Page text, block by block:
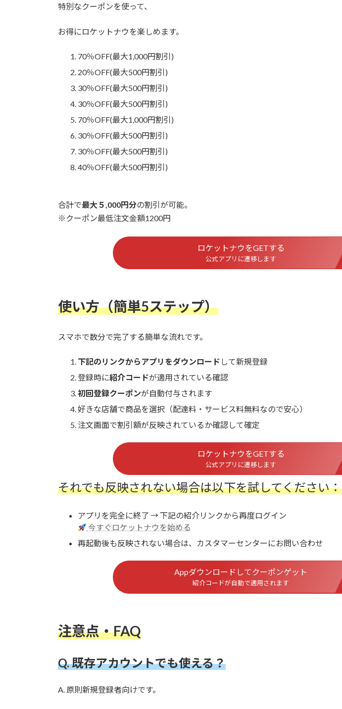
特別なクーポンを使って、
お得にロケットナウを楽しめます。
70％OFF(最大1,000円割引)
20％OFF(最大500円割引)
30％OFF(最大500円割引)
30％OFF(最大500円割引)
70％OFF(最大1,000円割引)
30％OFF(最大500円割引)
30％OFF(最大500円割引)
40％OFF(最大500円割引)
合計で最大５,000円分の割引が可能。
※クーポン最低注文金額1200円
ロケットナウをGETする
公式アプリに遷移します
使い方（簡単5ステップ）
スマホで数分で完了する簡単な流れです。
下記のリンクからアプリをダウンロード して新規登録
登録時に紹介コードが適用されている確認
初回登録クーポンが自動付与されます
好きな店舗で商品を選択（配達料・サービス料無料なので安心）
注文画面で割引額が反映されているか確認して確定
ロケットナウをGETする
公式アプリに遷移します
それでも反映されない場合は以下を試してください：
アプリを完全に終了 → 下記の紹介リンクから再度ログイン
今すぐロケットナウを始める
再起動後も反映されない場合は、カスタマーセンターにお問い合わせ
Appダウンロードしてクーポンゲット
紹介コードが自動で適用されます
注意点・FAQ
Q. 既存アカウントでも使える？
A. 原則新規登録者向けです。